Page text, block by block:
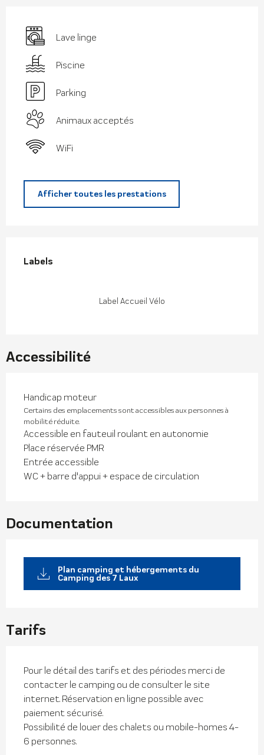
Lave linge
Piscine
Parking
Animaux acceptés
WiFi
Afficher toutes les prestations
Offres de prestations
Labels
Labels
Label Accueil Vélo
Accessibilité
Handicap moteur
Certains des emplacements sont accessibles aux personnes à
mobilité réduite.
Accessible en fauteuil roulant en autonomie
Place réservée PMR
Entrée accessible
WC + barre d'appui + espace de circulation
Documentation
Plan camping et hébergements du
Camping des 7 Laux
Tarifs
Pour le détail des tarifs et des périodes merci de
contacter le camping ou de consulter le site
internet. Réservation en ligne possible avec
paiement sécurisé.
Possibilité de louer des chalets ou mobile-homes 4-
6 personnes.